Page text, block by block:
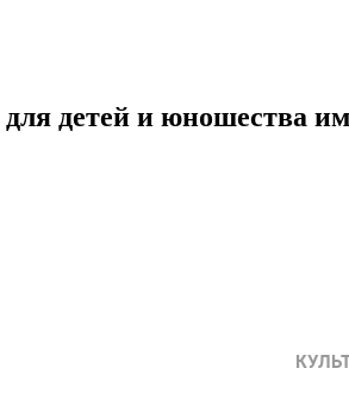
для детей и юношества